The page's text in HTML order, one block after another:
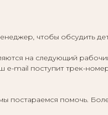
чтобы обсудить
на следующий
mail поступит трек-
помочь.